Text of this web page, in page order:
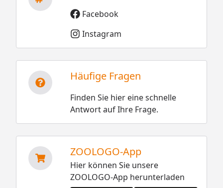
Facebook
Instagram
Häufige Fragen
Finden Sie hier eine schnelle
Antwort auf Ihre Frage.
ZOOLOGO-App
Hier können Sie unsere
ZOOLOGO-App herunterladen